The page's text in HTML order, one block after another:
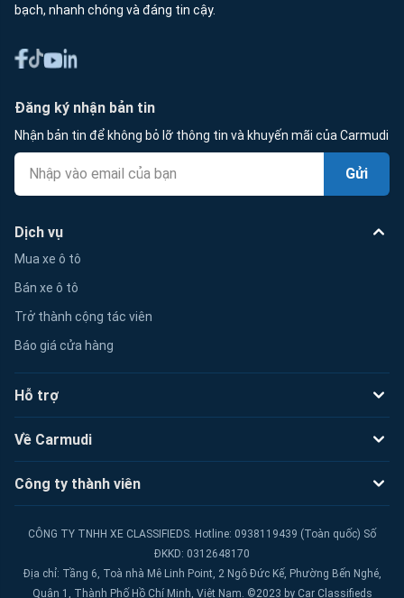
bạch, nhanh chóng và đáng tin cậy.
Đăng ký nhận bản tin
Nhận bản tin để không bỏ lỡ thông tin và khuyến mãi của Carmudi
Gửi
Dịch vụ
Mua xe ô tô
Bán xe ô tô
Trở thành cộng tác viên
Báo giá cửa hàng
Hỗ trợ
Về Carmudi
Công ty thành viên
CÔNG TY TNHH XE CLASSIFIEDS. Hotline: 0938119439 (Toàn quốc) Số
ĐKKD: 0312648170
Địa chỉ: Tầng 6, Toà nhà Mê Linh Point, 2 Ngô Đức Kế, Phường Bến Nghé,
Quận 1, Thành Phố Hồ Chí Minh, Việt Nam. ©2023 by Car Classifieds